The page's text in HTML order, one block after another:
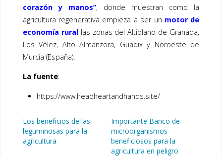
corazón y manos”, donde muestran como la
agricultura regenerativa empieza a ser un motor de
economía rurallas zonas del Altiplano de Granada,
Los Vélez, Alto Almanzora, Guadix y Noroeste de
Murcia (España).
La fuente:
https://www.headheartandhands.site/
Los beneficios de las
leguminosas para la
agricultura
Importante Banco de
microorganismos
beneficiosos para la
agricultura en peligro